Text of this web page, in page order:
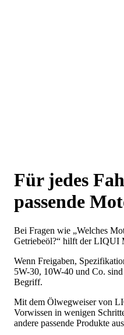
Für jedes
passende
Bei Fragen wie „Welches
Getriebeöl?“ hilft der LIQUI
Wenn Freigaben,
5W-30, 10W-40 und Co.
Begriff.
Mit dem Ölwegweiser von
Vorwissen in wenigen
andere passende Produkte